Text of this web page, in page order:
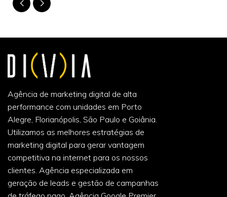
Agência de marketing digital de alta
performance com unidades em Porto
Alegre, Florianópolis, São Paulo e Goiânia.
Utilizamos as melhores estratégias de
marketing digital para gerar vantagem
competitiva na internet para os nossos
clientes. Agência especializada em
geração de leads e gestão de campanhas